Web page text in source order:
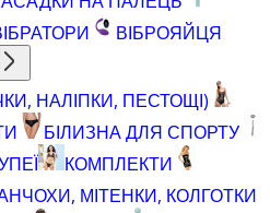
ВІБРОЯЙЦЯ
НАЛІПКИ, ПЕСТОЩІ)
БІЛИЗНА ДЛЯ СПОРТУ
КОМПЛЕКТИ
МІТЕНКИ, КОЛГОТКИ